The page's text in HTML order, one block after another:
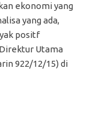
ekonomi yang
yang ada,
positf
Utama
922/12/15) di